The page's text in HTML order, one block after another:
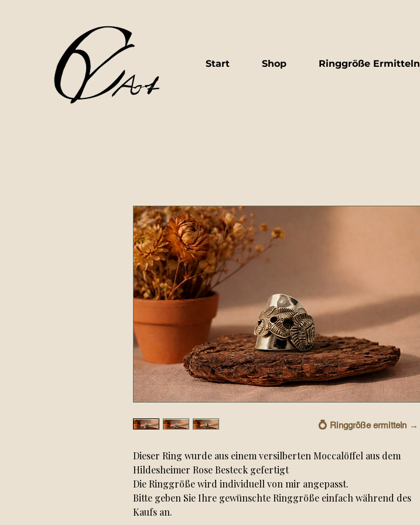
Start Shop Ringgröße Ermitteln
Dieser Ring wurde aus einem versilberten Moccalöffel aus dem
Hildesheimer Rose Besteck gefertigt
Die Ringgröße wird individuell von mir angepasst.
Bitte geben Sie Ihre gewünschte Ringgröße einfach während des
Kaufs an.
💍 Ringgröße ermitteln →